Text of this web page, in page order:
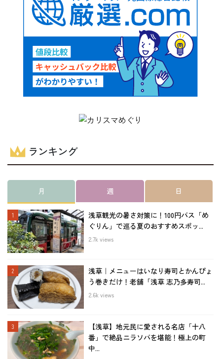
ランキング
月 週 日
浅草観光の暑さ対策に！100円バス「め
ぐりん」で巡る夏のおすすめスポッ...
2.7k views
浅草｜メニューはいなり寿司とかんぴょ
う巻きだけ！老舗「浅草 志乃多寿司...
2.6k views
【浅草】地元民に愛される名店「十八
番」で絶品ニラソバを堪能！極上の町
中...